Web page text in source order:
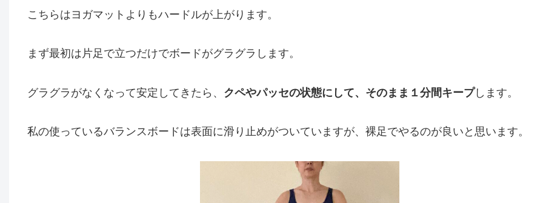
こちらはヨガマットよりもハードルが上がります。
まず最初は片足で立つだけでボードがグラグラします。
グラグラがなくなって安定してきたら、 クペやパッセの状態にして、そのまま１分間キープします。
私の使っているバランスボードは表面に滑り止めがついていますが、裸足でやるのが良いと思います。